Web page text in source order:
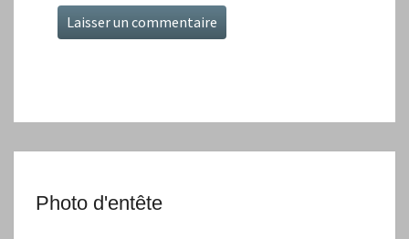
Photo d'entête